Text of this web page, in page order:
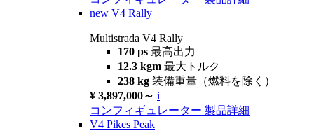
new V4 Rally
Multistrada V4 Rally
170 ps 最高出力
12.3 kgm 最大トルク
238 kg 装備重量（燃料を除く）
¥ 3,897,000～ i
コンフィギュレーター 製品詳細
V4 Pikes Peak